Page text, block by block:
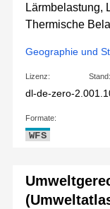
Lärmbelastung,
Thermische
Geographie und
Lizenz:
dl-de-zero-2.0
Stand:
Formate:
WFS